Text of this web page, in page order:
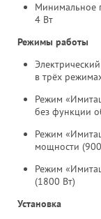
Минимальное
4 Вт
Режимы работы
в трёх
Режим
без функции
Режим
мощности
Режим
(1800 Вт)
Установка